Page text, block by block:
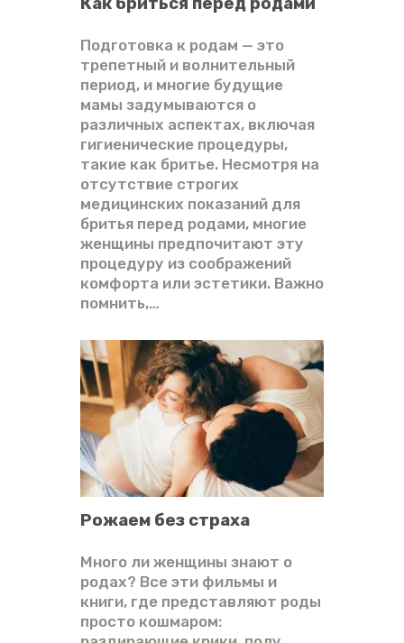
Подготовка к родам — это
трепетный и волнительный
период, и многие будущие
мамы задумываются о
различных аспектах, включая
гигиенические процедуры,
такие как бритье. Несмотря на
отсутствие строгих
медицинских показаний для
бритья перед родами, многие
женщины предпочитают эту
процедуру из соображений
комфорта или эстетики. Важно
помнить,…
Рожаем без страха
Много ли женщины знают о
родах? Все эти фильмы и
книги, где представляют роды
просто кошмаром: